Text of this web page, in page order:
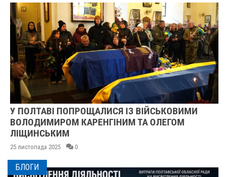
У ПОЛТАВІ ПОПРОЩАЛИСЯ ІЗ ВІЙСЬКОВИМИ
ВОЛОДИМИРОМ КАРЕНГІНИМ ТА ОЛЕГОМ
ЛІЩИНСЬКИМ
25 листопада 2025 0
БЛОГИ